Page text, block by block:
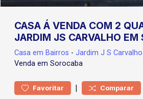
CASA Á VENDA COM 2
JARDIM JS CARVALHO EM
Casa em Bairros - Jardim J S Carvalho
Venda em Sorocaba
Favoritar | Comparar